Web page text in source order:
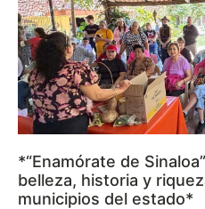
*“Enamórate de
belleza, historia y
municipios del estado*